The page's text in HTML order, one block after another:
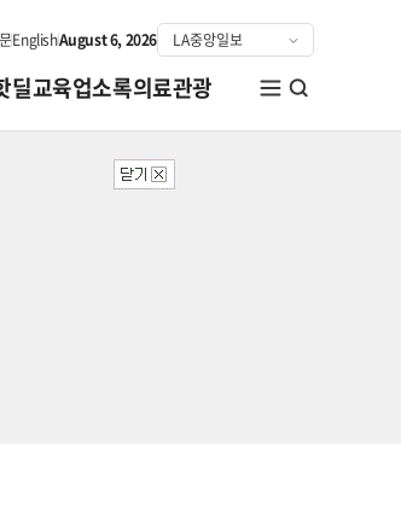
EnglishAugust 6, 2026
딜교육업소록의료관광